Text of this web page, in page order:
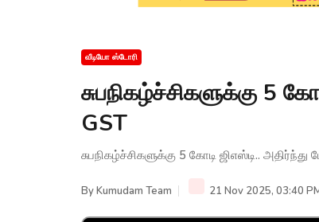
வீடியோ ஸ்டோரி
சுபநிகழ்ச்சிகளுக்கு 5
GST
சுபநிகழ்ச்சிகளுக்கு 5 கோடி ஜிஎஸ்டி.. அதிர்ந்து
ByKumudam Team 21 Nov 2025, 03:40